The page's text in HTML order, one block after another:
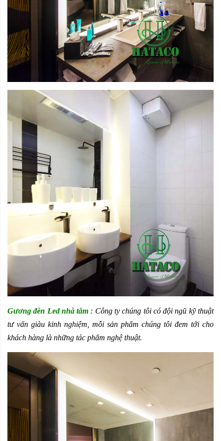
Gương đèn Led nhà tắm : Công ty chúng tôi có đội ngũ kỹ thuật
tư vấn giàu kinh nghiệm, mỗi sản phẩm chúng tôi đem tới cho
khách hàng là những tác phẩm nghệ thuật.